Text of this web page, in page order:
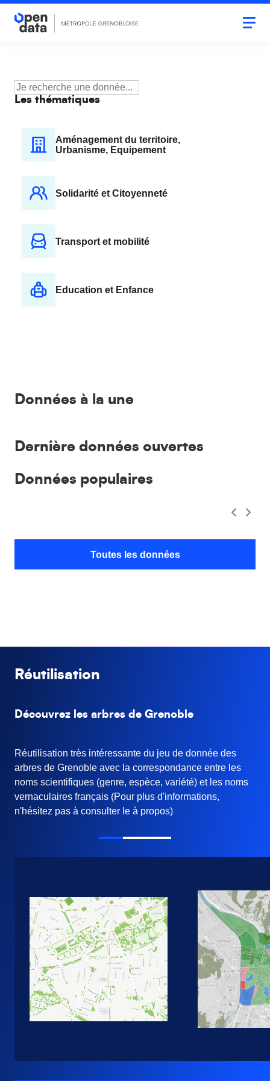
Aller
contenu
Les thématiques
Aménagement du territoire,
Urbanisme, Equipement
Solidarité et Citoyenneté
Transport et mobilité
Education et Enfance
Données à la une
Dernière données ouvertes
Toutes les données
Données populaires
Réutilisation
Découvrez les arbres de Grenoble
Réutilisation très intéressante du jeu de donnée des
arbres de Grenoble avec la correspondance entre les
noms scientifiques (genre, espèce, variété) et les noms
vernaculaires français (Pour plus d'informations,
n'hésitez pas à consulter le à propos)